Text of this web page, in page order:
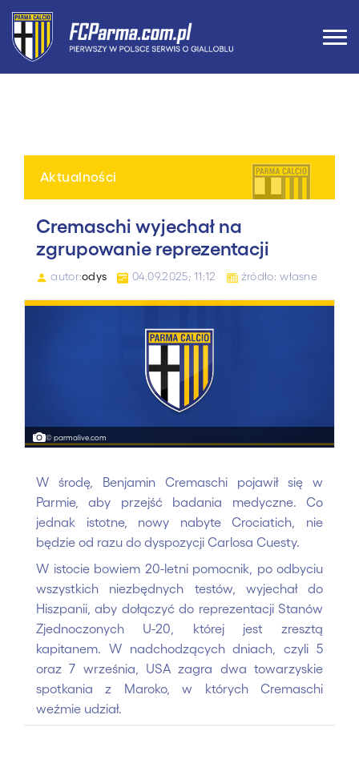
Aktualności
Cremaschi wyjechał na
zgrupowanie reprezentacji
autor:odys 04.09.2025; 11:12 źródło: własne
© parmalive.com
W środę, Benjamin Cremaschi pojawił się w
Parmie, aby przejść badania medyczne. Co
jednak istotne, nowy nabyte Crociatich, nie
będzie od razu do dyspozycji Carlosa Cuesty.
W istocie bowiem 20-letni pomocnik, po odbyciu
wszystkich niezbędnych testów, wyjechał do
Hiszpanii, aby dołączyć do reprezentacji Stanów
Zjednoczonych U-20, której jest zresztą
kapitanem. W nadchodzących dniach, czyli 5
oraz 7 września, USA zagra dwa towarzyskie
spotkania z Maroko, w których Cremaschi
weźmie udział.